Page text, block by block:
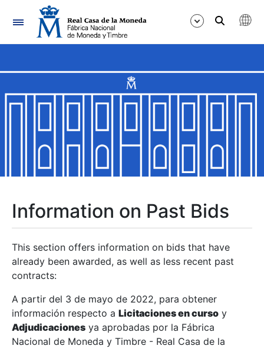
Navigation
Show/Hide
Show/Hide
Show/Hide
Show/Hide
Show/Hide
Information on Past Bids
This section offers information on bids that have
already been awarded, as well as less recent past
contracts:
A partir del 3 de mayo de 2022, para obtener
información respecto a Licitaciones en curso y
Adjudicaciones ya aprobadas por la Fábrica
Nacional de Moneda y Timbre - Real Casa de la